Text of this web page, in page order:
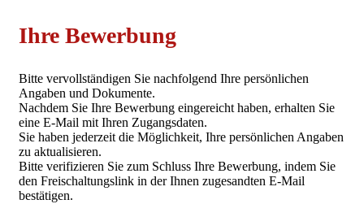
Ihre Bewerbung
Bitte vervollständigen Sie nachfolgend Ihre persönlichen
Angaben und Dokumente.
Nachdem Sie Ihre Bewerbung eingereicht haben, erhalten Sie
eine E-Mail mit Ihren Zugangsdaten.
Sie haben jederzeit die Möglichkeit, Ihre persönlichen Angaben
zu aktualisieren.
Bitte verifizieren Sie zum Schluss Ihre Bewerbung, indem Sie
den Freischaltungslink in der Ihnen zugesandten E-Mail
bestätigen.